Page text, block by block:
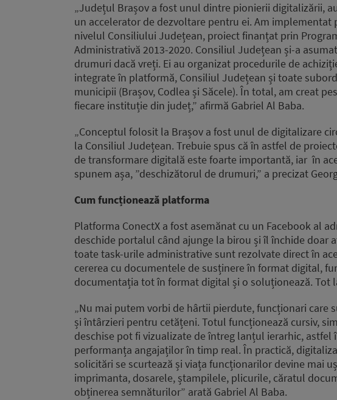
„Județul Brașov a fost unul dintre pionierii digitalizării,
un accelerator de dezvoltare pentru ei. Am implementat
nivelul Consiliului Județean, proiect finanțat prin
Administrativă 2013-2020. Consiliul Județean și-a
drumuri dacă vreți. Ei au organizat procedurile de
integrate în platformă, Consiliul Județean și toate
municipii (Brașov, Codlea și Săcele). În total, am creat
fiecare instituție din județ,” afirmă Gabriel Al Baba.
„Conceptul folosit la Brașov a fost unul de digitalizare
la Consiliul Județean. Trebuie spus că în astfel de
de transformare digitală este foarte importantă, iar în
spunem așa, ”deschizătorul de drumuri,” a precizat
Cum funcționează platforma
Platforma ConectX a fost asemănat cu un Facebook al
deschide portalul când ajunge la birou și îl închide doar
toate task-urile administrative sunt rezolvate direct în
cererea cu documentele de susținere în format digital,
documentația tot în format digital și o soluționează. Tot
„Nu mai putem vorbi de hârtii pierdute, funcționari care
și întârzieri pentru cetățeni. Totul funcționează cursiv,
deschise pot fi vizualizate de întreg lanțul ierarhic,
performanța angajaților în timp real. În practică,
solicitări se scurtează și viața funcționarilor devine mai
imprimanta, dosarele, ștampilele, plicurile, căratul
obținerea semnăturilor” arată Gabriel Al Baba.